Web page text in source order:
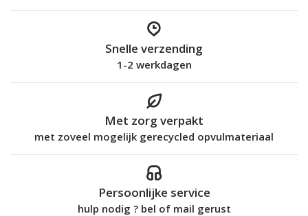
Snelle verzending
1-2 werkdagen
Met zorg verpakt
met zoveel mogelijk gerecycled opvulmateriaal
Persoonlijke service
hulp nodig ? bel of mail gerust